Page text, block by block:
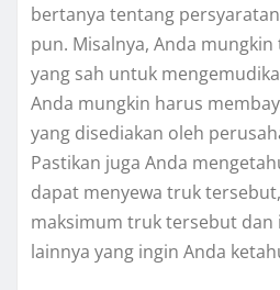
bertanya tentang
pun. Misalnya, Anda
yang sah untuk
Anda mungkin harus
yang disediakan oleh
Pastikan juga Anda
dapat menyewa truk
maksimum truk tersebut
lainnya yang ingin Anda